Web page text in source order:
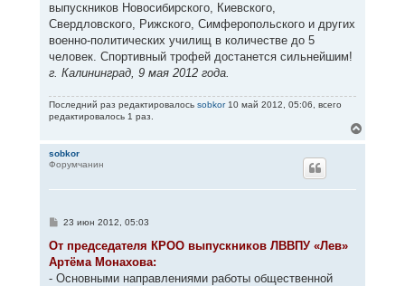
выпускников Новосибирского, Киевского,
Свердловского, Рижского, Симферопольского и других
военно-политических училищ в количестве до 5
человек. Спортивный трофей достанется сильнейшим!
г. Калининград, 9 мая 2012 года.
Последний раз редактировалось sobkor10 май 2012, 05:06, всего
редактировалось 1 раз.
sobkor
Форумчанин
С
о
щ
е
23 июн 2012, 05:03
От председателя КРОО выпускников ЛВВПУ «Лев»
Артёма Монахова:
- Основными направлениями работы общественной